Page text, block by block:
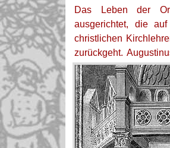
Das Leben der
ausgerichtet, die
christlichen
zurückgeht.